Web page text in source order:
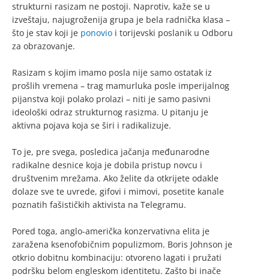
strukturni rasizam ne postoji. Naprotiv, kaže se u
izveštaju, najugroženija grupa je bela radnička klasa –
što je stav koji je ponovio i torijevski poslanik u Odboru
za obrazovanje.
Rasizam s kojim imamo posla nije samo ostatak iz
prošlih vremena – trag mamurluka posle imperijalnog
pijanstva koji polako prolazi – niti je samo pasivni
ideološki odraz strukturnog rasizma. U pitanju je
aktivna pojava koja se širi i radikalizuje.
To je, pre svega, posledica jačanja međunarodne
radikalne desnice koja je dobila pristup novcu i
društvenim mrežama. Ako želite da otkrijete odakle
dolaze sve te uvrede, gifovi i mimovi, posetite kanale
poznatih fašističkih aktivista na Telegramu.
Pored toga, anglo-američka konzervativna elita je
zaražena ksenofobičnim populizmom. Boris Johnson je
otkrio dobitnu kombinaciju: otvoreno lagati i pružati
podršku belom engleskom identitetu. Zašto bi inače